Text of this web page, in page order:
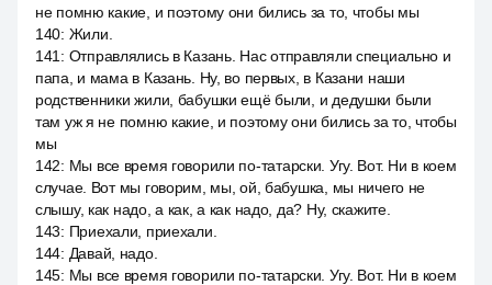
не помню какие, и поэтому они бились за то, чтобы мы
140: Жили.
141 : Отправлялись в Казань. Нас отправляли специально и
папа, и мама в Казань. Ну, во первых, в Казани наши
родственники жили, бабушки ещё были, и дедушки были
там уж я не помню какие, и поэтому они бились за то, чтобы
мы
142: Мы все время говорили по-татарски. Угу. Вот. Ни в коем
случае. Вот мы говорим, мы, ой, бабушка, мы ничего не
слышу, как надо, а как, а как надо, да? Ну, скажите.
143: Приехали, приехали.
144: Давай, надо.
145: Мы все время говорили по-татарски. Угу. Вот. Ни в коем